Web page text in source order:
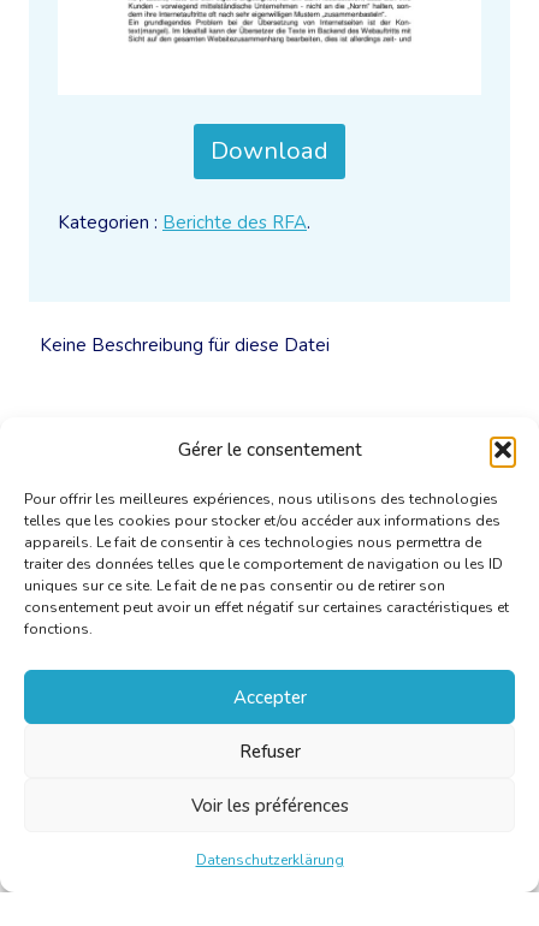
Gérer le consentement
Pour offrir les meilleures expériences, nous utilisons des technologies
telles que les cookies pour stocker et/ou accéder aux informations des
appareils. Le fait de consentir à ces technologies nous permettra de
traiter des données telles que le comportement de navigation ou les ID
uniques sur ce site. Le fait de ne pas consentir ou de retirer son
consentement peut avoir un effet négatif sur certaines caractéristiques et
fonctions.
Accepter
Refuser
Voir les préférences
Datenschutzerklärung
Keine Beschreibung für diese Datei
Download
Kategorien : Berichte des RFA.